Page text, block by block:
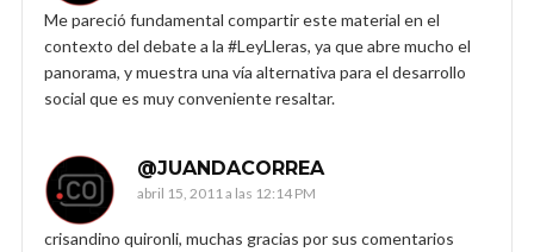
Me pareció fundamental compartir este material en el
contexto del debate a la #LeyLleras, ya que abre mucho el
panorama, y muestra una vía alternativa para el desarrollo
social que es muy conveniente resaltar.
@JUANDACORREA
abril 15, 2011 a las 12:14 PM
crisandino quironli, muchas gracias por sus comentarios